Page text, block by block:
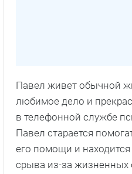
Павел живет обычной
любимое дело и
в телефонной службе
Павел старается
его помощи и находится
срыва из-за жизненных